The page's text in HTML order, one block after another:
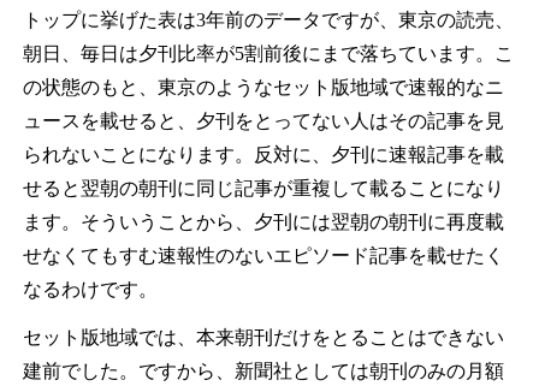
トップに挙げた表は3年前のデータですが、東京の読売、
朝日、毎日は夕刊比率が5割前後にまで落ちています。こ
の状態のもと、東京のようなセット版地域で速報的なニ
ュースを載せると、夕刊をとってない人はその記事を見
られないことになります。反対に、夕刊に速報記事を載
せると翌朝の朝刊に同じ記事が重複して載ることになり
ます。そういうことから、夕刊には翌朝の朝刊に再度載
せなくてもすむ速報性のないエピソード記事を載せたく
なるわけです。
セット版地域では、本来朝刊だけをとることはできない
建前でした。ですから、新聞社としては朝刊のみの月額